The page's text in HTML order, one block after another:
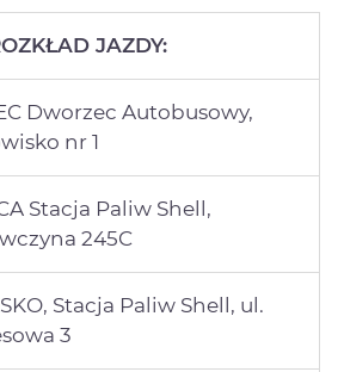
JAZDY:
Dworzec Autobusowy,
nr 1
Stacja Paliw Shell,
245C
Stacja Paliw Shell, ul.
3